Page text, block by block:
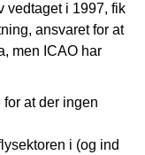
vedtaget i 1997, fik
ansvaret for at
men ICAO har
at der ingen
i (og ind